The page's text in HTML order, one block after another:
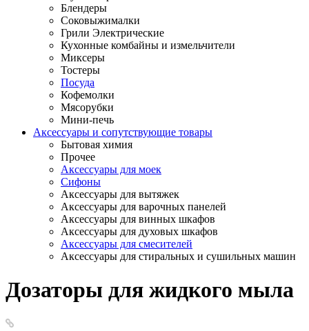
Блендеры
Соковыжималки
Грили Электрические
Кухонные комбайны и измельчители
Миксеры
Тостеры
Посуда
Кофемолки
Мясорубки
Мини-печь
Аксессуары и сопутствующие товары
Бытовая химия
Прочее
Аксессуары для моек
Сифоны
Аксессуары для вытяжек
Аксессуары для варочных панелей
Аксессуары для винных шкафов
Аксессуары для духовых шкафов
Аксессуары для смесителей
Аксессуары для стиральных и сушильных машин
Дозаторы для жидкого мыла